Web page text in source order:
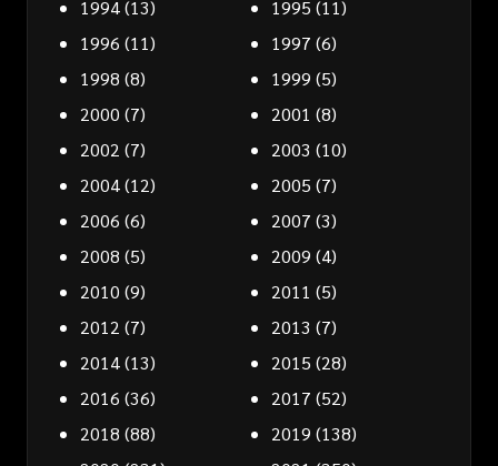
1994(13) 1995 (11)
1996 (11) 1997 (6)
1998 (8) 1999 (5)
2000 (7) 2001 (8)
2002 (7) 2003 (10)
2004(12) 2005 (7)
2006 (6) 2007 (3)
2008 (5) 2009 (4)
2010 (9) 2011 (5)
2012 (7) 2013 (7)
2014(13) 2015 (28)
2016 (36) 2017 (52)
2018 (88) 2019 (138)